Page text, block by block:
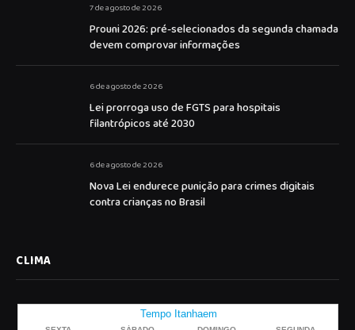
7 de agosto de 2026
Prouni 2026: pré-selecionados da segunda chamada
devem comprovar informações
6 de agosto de 2026
Lei prorroga uso de FGTS para hospitais
filantrópicos até 2030
6 de agosto de 2026
Nova Lei endurece punição para crimes digitais
contra crianças no Brasil
CLIMA